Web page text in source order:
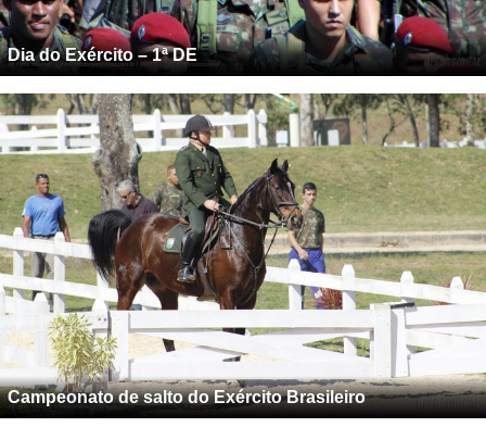
Dia do Exército – 1ª DE
Campeonato de salto do Exército Brasileiro